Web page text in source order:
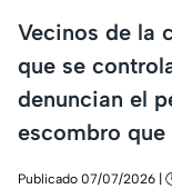
Vecinos de la
que se
denuncian el
escombro que
Publicado 07/07/2026 |